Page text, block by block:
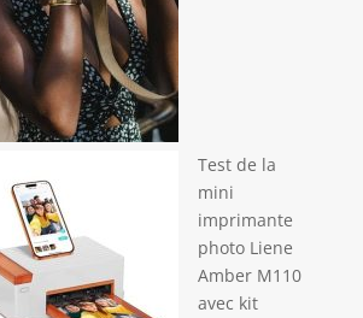
Test de la
mini
imprimante
photo Liene
Amber M110
avec kit